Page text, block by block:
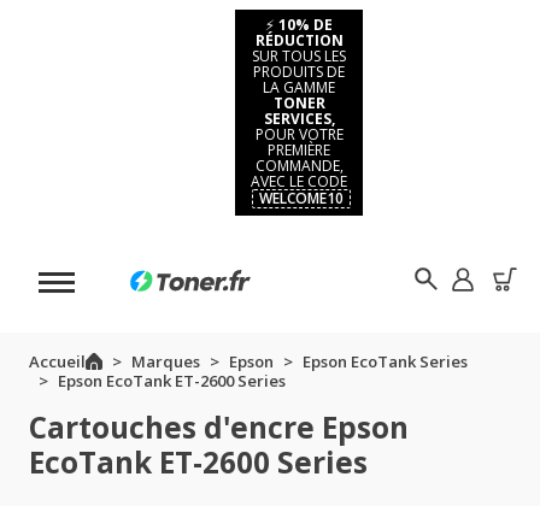
⚡ 10% DE
RÉDUCTION
SUR TOUS LES
PRODUITS DE
LA GAMME
TONER
SERVICES,
POUR VOTRE
PREMIÈRE
COMMANDE,
AVEC LE CODE
WELCOME10
Accueil Marques Epson
Epson EcoTank Series
Epson EcoTank ET-2600 Series
Cartouches d'encre Epson
EcoTank ET-2600 Series